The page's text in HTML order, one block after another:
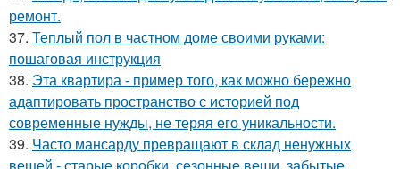
ремонт.
37. Теплый пол в частном доме своими руками:
пошаговая инструкция
38. Эта квартира - пример того, как можно бережно
адаптировать пространство с историей под
современные нужды, не теряя его уникальности.
39. Часто мансарду превращают в склад ненужных